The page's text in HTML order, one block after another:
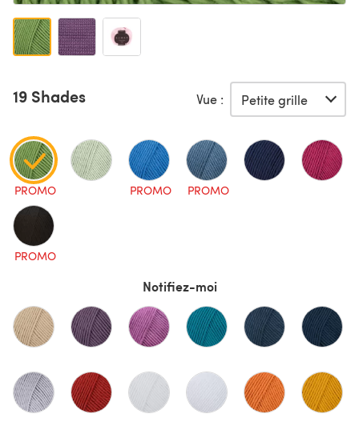
19 Shades Vue :
PROMO PROMO PROMO
PROMO
Notifiez-moi